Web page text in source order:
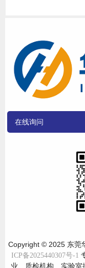
在线询问
Copyright © 2025 东莞
ICP备2025440307号-1
业、质检机构、实验室